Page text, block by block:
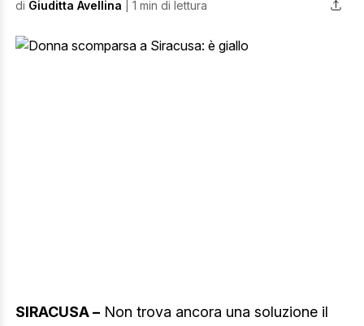
di Giuditta Avellina | 1 min di lettura
SIRACUSA – Non trova ancora una soluzione il